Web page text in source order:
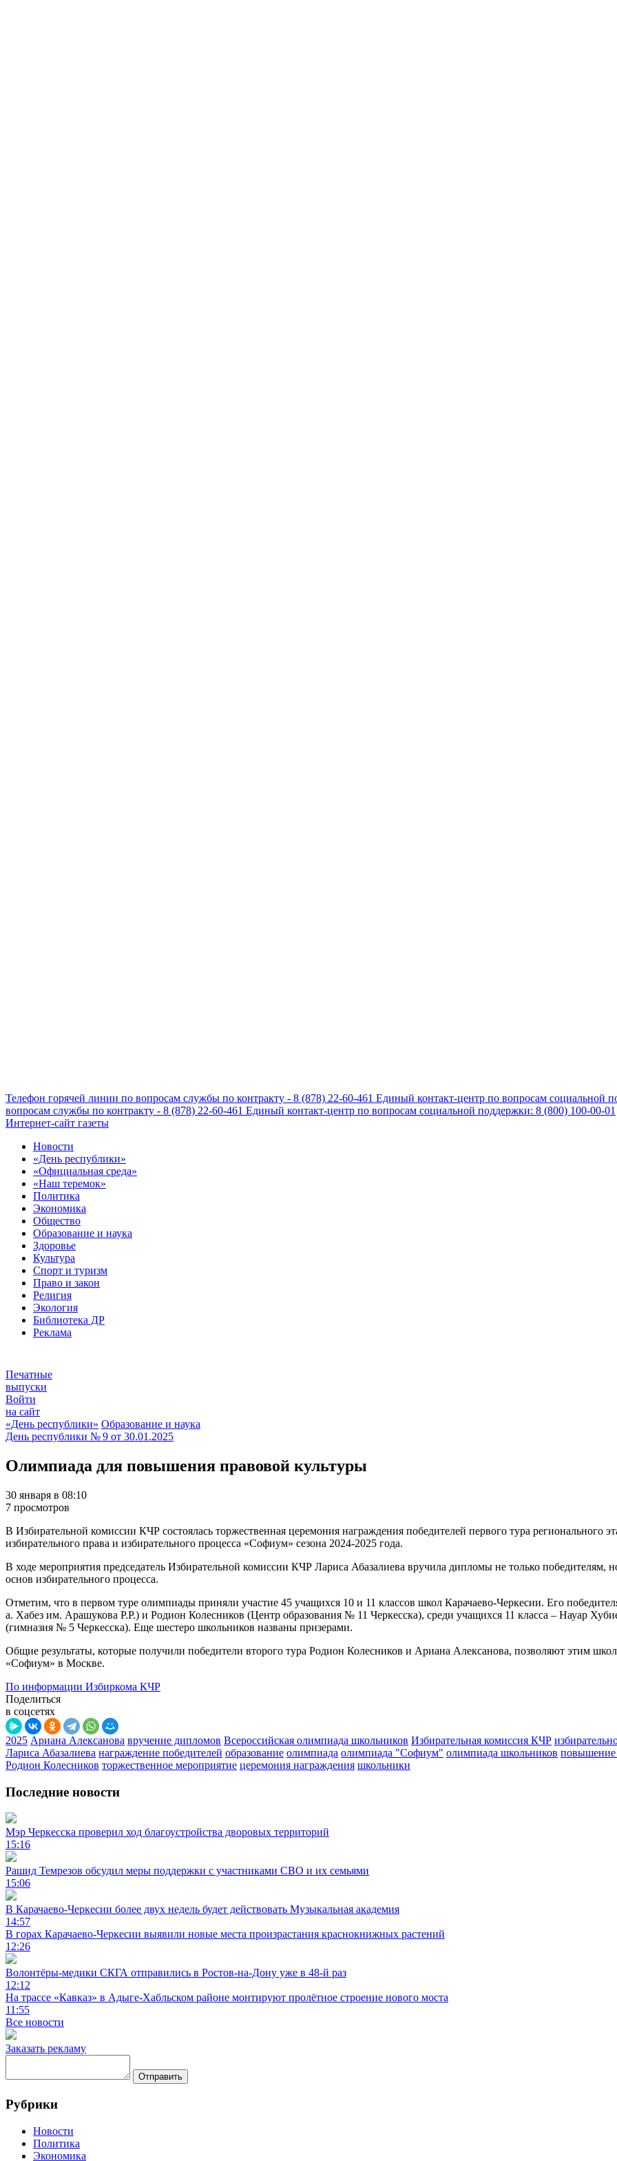
Телефон горячей линии по вопросам службы по контракту - 8 (878) 22-60-461 Единый контакт-центр по вопросам социальной
вопросам службы по контракту - 8 (878) 22-60-461 Единый контакт-центр по вопросам социальной поддержки: 8 (800) 100-00-01
Интернет-сайт газеты
Новости
«День республики»
«Официальная среда»
«Наш теремок»
Политика
Экономика
Общество
Образование и наука
Здоровье
Культура
Спорт и туризм
Право и закон
Религия
Экология
Библиотека ДР
Реклама
Печатные
выпуски
Войти
на сайт
«День республики» Образование и наука
День республики № 9 от 30.01.2025
Олимпиада для повышения правовой культуры
30 января в 08:10
7 просмотров
В Избирательной комиссии КЧР состоялась торжественная церемония награждения победителей первого тура регионального
избирательного права и избирательного процесса «Софиум» сезона 2024-2025 года.
В ходе мероприятия председатель Избирательной комиссии КЧР Лариса Абазалиева вручила дипломы не только победителям,
основ избирательного процесса.
Отметим, что в первом туре олимпиады приняли участие 45 учащихся 10 и 11 классов школ Карачаево-Черкесии. Его
а. Хабез им. Арашукова Р.Р.) и Родион Колесников (Центр образования № 11 Черкесска), среди учащихся 11 класса – Науар
(гимназия № 5 Черкесска). Еще шестеро школьников названы призерами.
Общие результаты, которые получили победители второго тура Родион Колесников и Ариана Алексанова, позволяют этим
«Софиум» в Москве.
По информации Избиркома КЧР
Поделиться
в соцсетях
2025 Ариана Алексанова вручение дипломов Всероссийская олимпиада школьников Избирательная комиссия КЧР
Лариса Абазалиева награждение победителей образование олимпиада олимпиада "Софиум" олимпиада школьников повышение
Родион Колесников торжественное мероприятие церемония награждения школьники
Последние новости
Мэр Черкесска проверил ход благоустройства дворовых территорий
15:16
Рашид Темрезов обсудил меры поддержки с участниками СВО и их семьями
15:06
В Карачаево-Черкесии более двух недель будет действовать Музыкальная академия
14:57
В горах Карачаево-Черкесии выявили новые места произрастания краснокнижных растений
12:26
Волонтёры-медики СКГА отправились в Ростов-на-Дону уже в 48-й раз
12:12
На трассе «Кавказ» в Адыге-Хабльском районе монтируют пролётное строение нового моста
11:55
Все новости
Заказать рекламу
Отправить
Рубрики
Новости
Политика
Экономика